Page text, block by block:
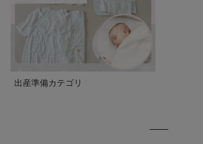
出産準備カテゴリ